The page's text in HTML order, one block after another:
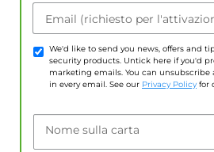
Email (richiesto per
We'd like to send you news, offers and
security products. Untick here if you'd
marketing emails. You can
in every email. See our Privacy Policy for
Nome sulla carta